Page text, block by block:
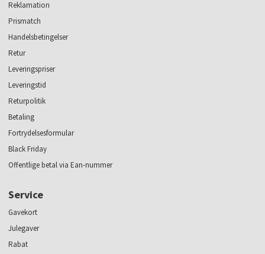
Reklamation
Prismatch
Handelsbetingelser
Retur
Leveringspriser
Leveringstid
Returpolitik
Betaling
Fortrydelsesformular
Black Friday
Offentlige betal via Ean-nummer
Service
Gavekort
Julegaver
Rabat